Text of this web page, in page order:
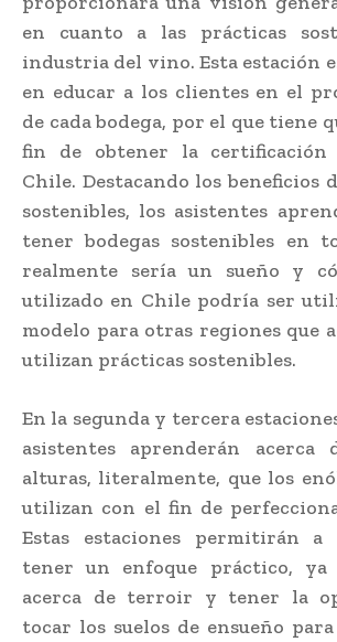
en cuanto a las prácticas
industria del vino. Esta estación
en educar a los clientes en el
de cada bodega, por el que tiene
fin de obtener la certificación
Chile. Destacando los beneficios
sostenibles, los asistentes
tener bodegas sostenibles en
realmente sería un sueño y
utilizado en Chile podría ser
modelo para otras regiones que
utilizan prácticas sostenibles.
En la segunda y tercera
asistentes aprenderán acerca
alturas, literalmente, que los
utilizan con el fin de
Estas estaciones permitirán a
tener un enfoque práctico, ya
acerca de terroir y tener la
tocar los suelos de ensueño